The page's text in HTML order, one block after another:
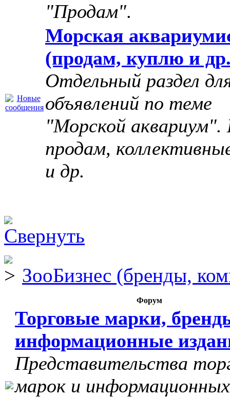
"Продам".
Морская
(продам, куплю и
Отдельный раздел
объявлений по теме
"Морской аквариум".
продам,
и др.
ЗооБизнес (бренды,
Форум
Торговые марки,
информационные
Представительства
марок и информационных